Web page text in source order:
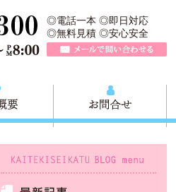
TEL 0120-757-161（年中無
◎電話一本 ◎即日対応
◎無料見積 ◎安心安全